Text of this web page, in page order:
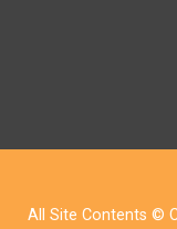
All Site Contents ©